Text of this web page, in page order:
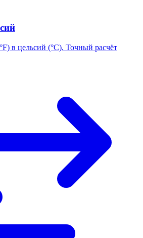
в цельсий (°C). Точный расчёт